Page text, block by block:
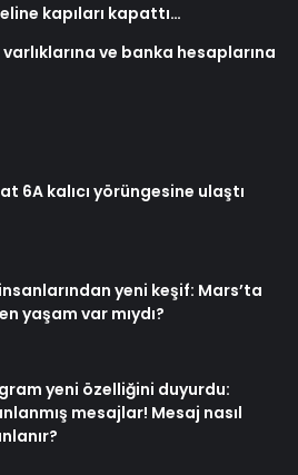
kapıları kapattı…
varlıklarına ve banka hesaplarına
6A kalıcı yörüngesine ulaştı
yeni keşif: Mars’ta
yaşam var mıydı?
yeni özelliğini duyurdu:
mesajlar! Mesaj nasıl